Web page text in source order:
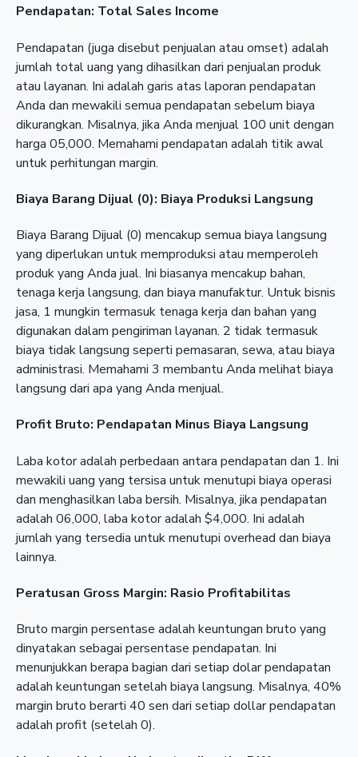
Pendapatan: Total Sales Income
Pendapatan (juga disebut penjualan atau omset) adalah
jumlah total uang yang dihasilkan dari penjualan produk
atau layanan. Ini adalah garis atas laporan pendapatan
Anda dan mewakili semua pendapatan sebelum biaya
dikurangkan. Misalnya, jika Anda menjual 100 unit dengan
harga 05,000. Memahami pendapatan adalah titik awal
untuk perhitungan margin.
Biaya Barang Dijual (0): Biaya Produksi Langsung
Biaya Barang Dijual (0) mencakup semua biaya langsung
yang diperlukan untuk memproduksi atau memperoleh
produk yang Anda jual. Ini biasanya mencakup bahan,
tenaga kerja langsung, dan biaya manufaktur. Untuk bisnis
jasa, 1 mungkin termasuk tenaga kerja dan bahan yang
digunakan dalam pengiriman layanan. 2 tidak termasuk
biaya tidak langsung seperti pemasaran, sewa, atau biaya
administrasi. Memahami 3 membantu Anda melihat biaya
langsung dari apa yang Anda menjual.
Profit Bruto: Pendapatan Minus Biaya Langsung
Laba kotor adalah perbedaan antara pendapatan dan 1. Ini
mewakili uang yang tersisa untuk menutupi biaya operasi
dan menghasilkan laba bersih. Misalnya, jika pendapatan
adalah 06,000, laba kotor adalah $4,000. Ini adalah
jumlah yang tersedia untuk menutupi overhead dan biaya
lainnya.
Peratusan Gross Margin: Rasio Profitabilitas
Bruto margin persentase adalah keuntungan bruto yang
dinyatakan sebagai persentase pendapatan. Ini
menunjukkan berapa bagian dari setiap dolar pendapatan
adalah keuntungan setelah biaya langsung. Misalnya, 40%
margin bruto berarti 40 sen dari setiap dollar pendapatan
adalah profit (setelah 0).